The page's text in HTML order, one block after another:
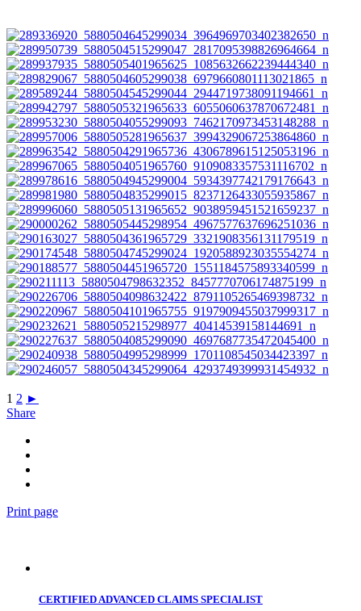
1 2 ►
Share
Print page
CERTIFIED ADVANCED CLAIMS SPECIALIST